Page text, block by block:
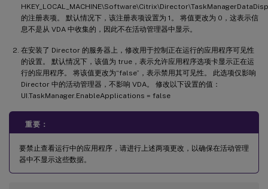
的注册表项。 默认情况下，该注册表项设置为 1。 将值更改为 0，这表示信
息不是从 VDA 中收集的，因此不在活动管理器中显示。
在安装了 Director 的服务器上，修改用于控制正在运行的应用程序可见性
的设置。 默认情况下，该值为 true，表示允许应用程序选项卡显示正在运
行的应用程序。 将该值更改为“false”，表示禁用其可见性。 此选项仅影响
Director 中的活动管理器，不影响 VDA。 修改以下设置的值：
UI.TaskManager.EnableApplications = false
重要：
要禁止查看运行中的应用程序，请进行上述两项更改，以确保在活动管理
器中不显示这些数据。